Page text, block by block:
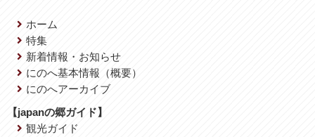
ホーム
特集
新着情報・お知らせ
にのへ基本情報（概要）
にのへアーカイブ
【japanの郷ガイド】
観光ガイド